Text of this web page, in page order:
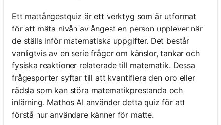
Ett mattångestquiz är ett verktyg som är utformat
för att mäta nivån av ångest en person upplever när
de ställs inför matematiska uppgifter. Det består
vanligtvis av en serie frågor om känslor, tankar och
fysiska reaktioner relaterade till matematik. Dessa
frågesporter syftar till att kvantifiera den oro eller
rädsla som kan störa matematikprestanda och
inlärning. Mathos AI använder detta quiz för att
förstå hur användare känner för matte.